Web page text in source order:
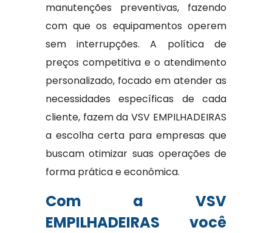
manutenções preventivas, fazendo
com que os equipamentos operem
sem interrupções. A política de
preços competitiva e o atendimento
personalizado, focado em atender as
necessidades específicas de cada
cliente, fazem da VSV EMPILHADEIRAS
a escolha certa para empresas que
buscam otimizar suas operações de
forma prática e econômica.
Com a VSV
EMPILHADEIRAS você